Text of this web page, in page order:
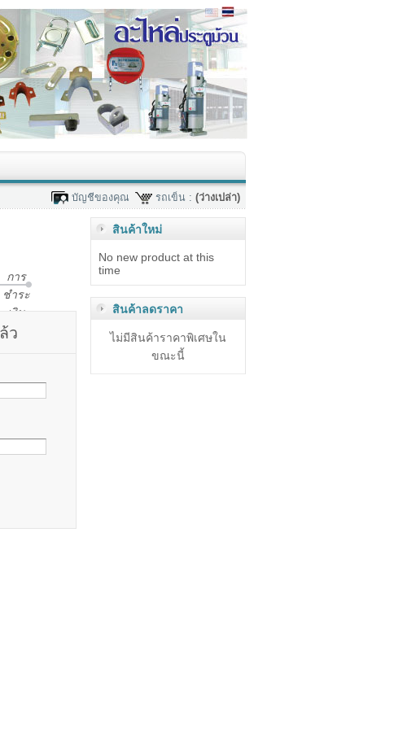
รถเข็น : (ว่างเปล่า)
บัญชีของคุณ
การ
ชําระ
เงิน
ว
สินค้าใหม่
No new product at this
time
สินค้าลดราคา
ไม่มีสินค้าราคาพิเศษใน
ขณะนี้